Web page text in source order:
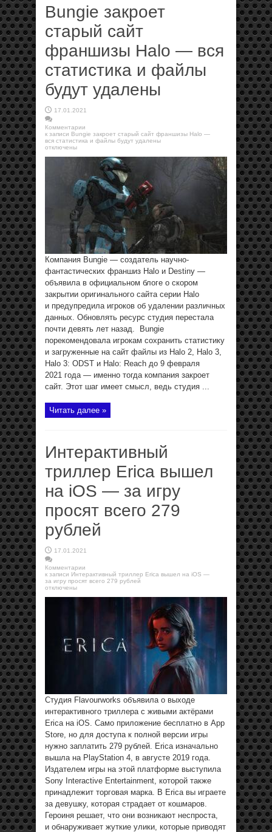
Bungie закроет
старый сайт
франшизы Halo — вся
статистика и файлы
будут удалены
17.01.2021
Комментарии
к записи Bungie закроет старый сайт франшизы Halo —
вся статистика и файлы будут удалены
отключены
Компания Bungie — создатель научно-
фантастических франшиз Halo и Destiny —
объявила в официальном блоге о скором
закрытии оригинального сайта серии Halo
и предупредила игроков об удалении различных
данных. Обновлять ресурс студия перестала
почти девять лет назад. Bungie
порекомендовала игрокам сохранить статистику
и загруженные на сайт файлы из Halo 2, Halo 3,
Halo 3: ODST и Halo: Reach до 9 февраля
2021 года — именно тогда компания закроет
сайт. Этот шаг имеет смысл, ведь студия ...
Читать далее »
Интерактивный
триллер Erica вышел
на iOS — за игру
просят всего 279
рублей
17.01.2021
Комментарии
к записи Интерактивный триллер Erica вышел на iOS —
за игру просят всего 279 рублей
отключены
Студия Flavourworks объявила о выходе
интерактивного триллера с живыми актёрами
Erica на iOS. Само приложение бесплатно в App
Store, но для доступа к полной версии игры
нужно заплатить 279 рублей. Erica изначально
вышла на PlayStation 4, в августе 2019 года.
Издателем игры на этой платформе выступила
Sony Interactive Entertainment, которой также
принадлежит торговая марка. В Erica вы играете
за девушку, которая страдает от кошмаров.
Героиня решает, что они возникают неспроста,
и обнаруживает жуткие улики, которые приводят